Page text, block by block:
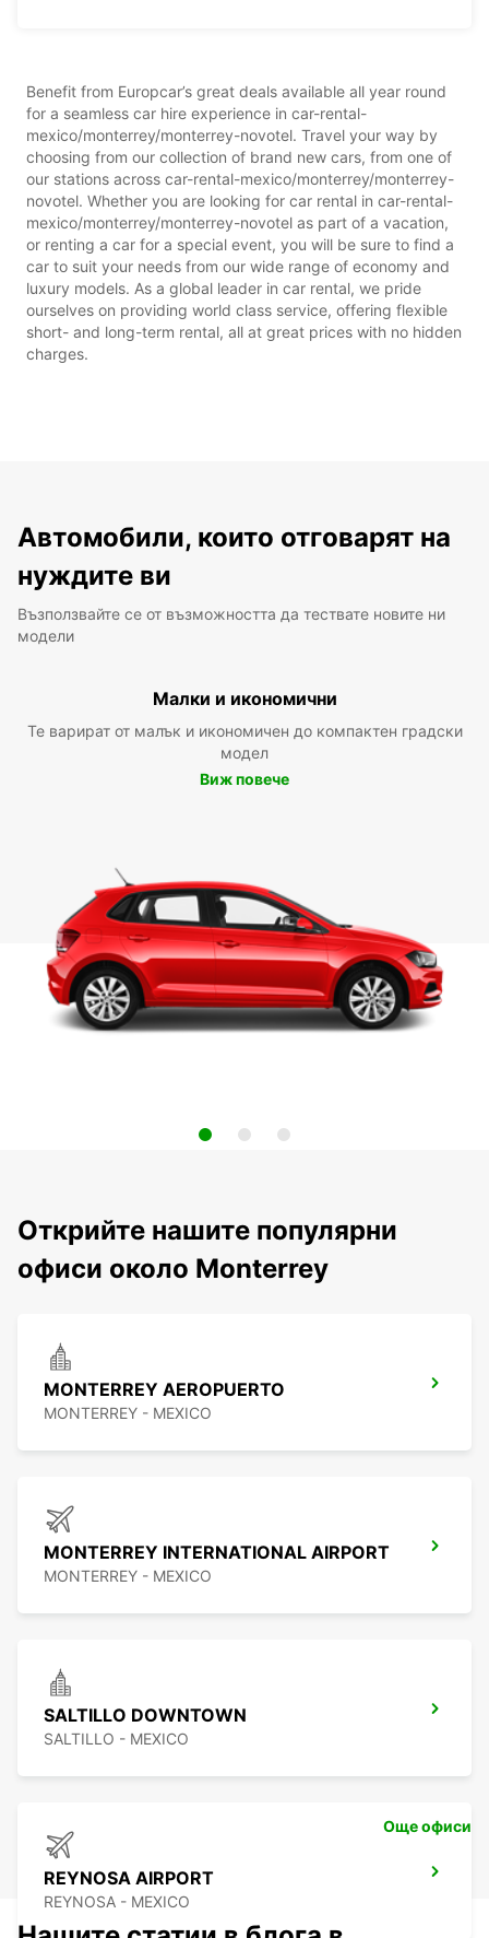
Benefit from Europcar’s great deals available all year round
for a seamless car hire experience in car-rental-
mexico/monterrey/monterrey-novotel. Travel your way by
choosing from our collection of brand new cars, from one of
our stations across car-rental-mexico/monterrey/monterrey-
novotel. Whether you are looking for car rental in car-rental-
mexico/monterrey/monterrey-novotel as part of a vacation,
or renting a car for a special event, you will be sure to find a
car to suit your needs from our wide range of economy and
luxury models. As a global leader in car rental, we pride
ourselves on providing world class service, offering flexible
short- and long-term rental, all at great prices with no hidden
charges.
Автомобили, които отговарят на
нуждите ви
Възползвайте се от възможността да тествате новите ни
модели
Малки и икономични
Те варират от малък и икономичен до компактен градски
модел
Виж повече
Открийте нашите популярни
офиси около Monterrey
MONTERREY AEROPUERTO
MONTERREY - MEXICO
MONTERREY INTERNATIONAL AIRPORT
MONTERREY - MEXICO
SALTILLO DOWNTOWN
SALTILLO - MEXICO
REYNOSA AIRPORT
REYNOSA - MEXICO
Още офиси